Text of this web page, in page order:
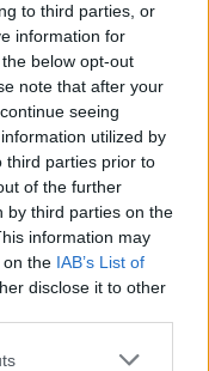
to third parties, or
information for
below opt-out
note that after your
seeing
utilized by
third parties prior to
of the further
by third parties on the
information may
on the IAB’s List of
disclose it to other
or more Google
alzando il sipario
Con il
assistendo a
ma anche a
del
l’inizio di un
il futuro della
ma a livello
percorso?